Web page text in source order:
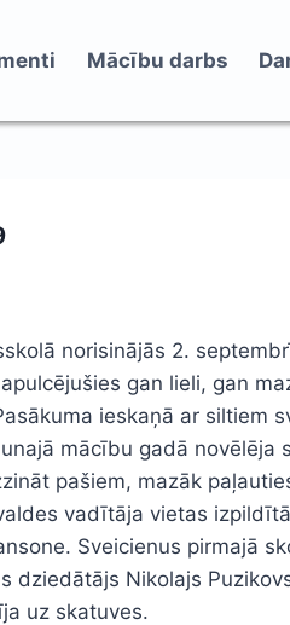
Mācību darbs
norisinājās 2.
gan lieli, gan
ieskaņā ar siltiem
mācību gadā novēlēja
pašiem, mazāk
vadītāja vietas
Sveicienus pirmajā
dziedātājs Nikolajs
uz skatuves.